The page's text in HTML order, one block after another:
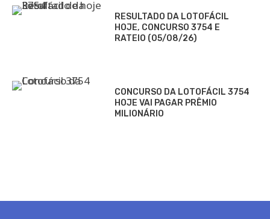
RESULTADO DA LOTOFÁCIL
HOJE, CONCURSO 3754 E
RATEIO (05/08/26)
CONCURSO DA LOTOFÁCIL 3754
HOJE VAI PAGAR PRÊMIO
MILIONÁRIO